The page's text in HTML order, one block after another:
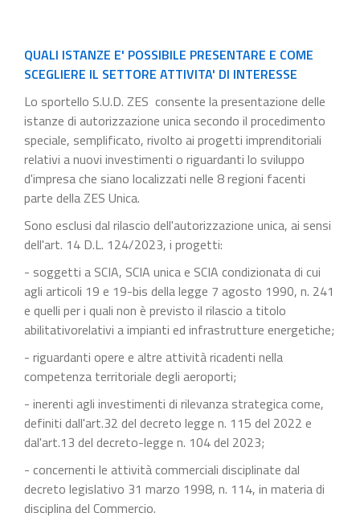
QUALI ISTANZE E' POSSIBILE PRESENTARE E COME
SCEGLIERE IL SETTORE ATTIVITA' DI INTERESSE
Lo sportello S.U.D. ZES consente la presentazione delle
istanze di autorizzazione unica secondo il procedimento
speciale, semplificato, rivolto ai progetti imprenditoriali
relativi a nuovi investimenti o riguardanti lo sviluppo
d'impresa che siano localizzati nelle 8 regioni facenti
parte della ZES Unica.
Sono esclusi dal rilascio dell'autorizzazione unica, ai sensi
dell'art. 14 D.L. 124/2023, i progetti:
- soggetti a SCIA, SCIA unica e SCIA condizionata di cui
agli articoli 19 e 19-bis della legge 7 agosto 1990, n. 241
e quelli per i quali non è previsto il rilascio a titolo
abilitativorelativi a impianti ed infrastrutture energetiche;
- riguardanti opere e altre attività ricadenti nella
competenza territoriale degli aeroporti;
- inerenti agli investimenti di rilevanza strategica come,
definiti dall'art.32 del decreto legge n. 115 del 2022 e
dal'art.13 del decreto-legge n. 104 del 2023;
- concernenti le attività commerciali disciplinate dal
decreto legislativo 31 marzo 1998, n. 114, in materia di
disciplina del Commercio.